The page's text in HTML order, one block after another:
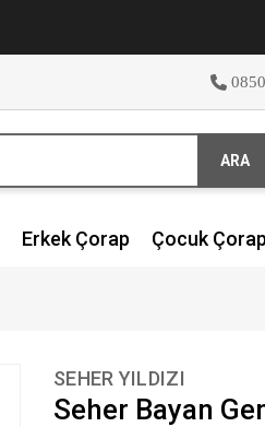
ARA
Erkek Çorap Çocuk Çorap
SEHER YILDIZI
Seher Bayan